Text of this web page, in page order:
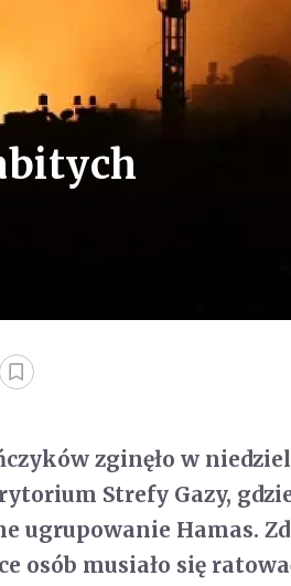
zginęło w
Strefy Gazy,
ugrupowanie Hamas.
osób musiało się